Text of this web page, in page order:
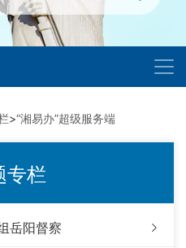
>“湘易办”超级服务端
专栏
岳阳督察